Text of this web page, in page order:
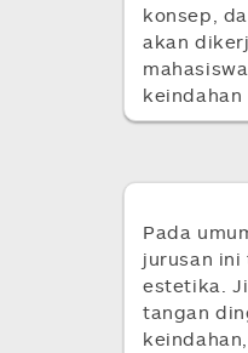
konsep,
akan
keindahan
Pada
jurusan
estetika.
tangan